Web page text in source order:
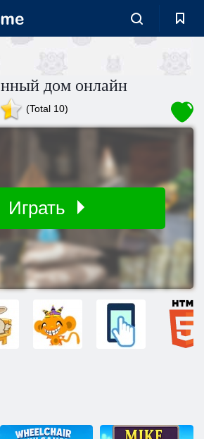
дом онлайн
(Total 10)
Играть